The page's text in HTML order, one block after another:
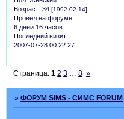
Возраст: 34 [1992-02-14]
Провел на форуме:
6 дней 16 часов
Последний визит:
2007-07-28 00:22:27
Страница:1 2 3 8 »
»ФОРУМ SIMS - СИМС FORUM